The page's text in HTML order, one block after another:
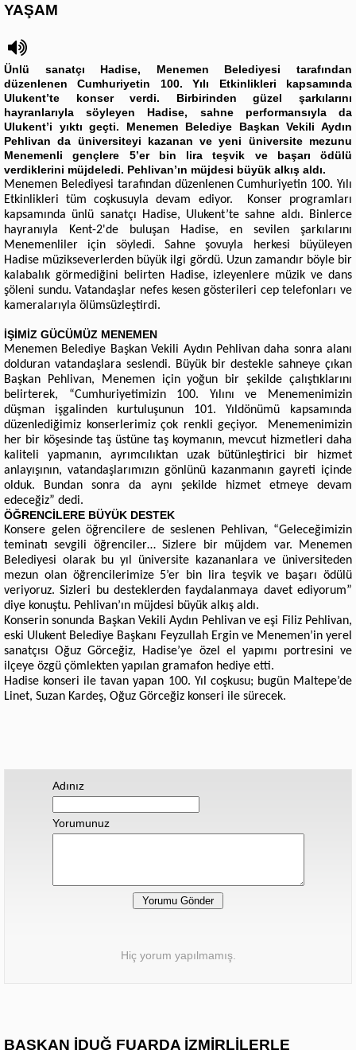
YAŞAM
Ünlü sanatçı Hadise, Menemen Belediyesi tarafından
düzenlenen Cumhuriyetin 100. Yılı Etkinlikleri kapsamında
Ulukent’te konser verdi. Birbirinden güzel şarkılarını
hayranlarıyla söyleyen Hadise, sahne performansıyla da
Ulukent’i yıktı geçti. Menemen Belediye Başkan Vekili Aydın
Pehlivan da üniversiteyi kazanan ve yeni üniversite mezunu
Menemenli gençlere 5’er bin lira teşvik ve başarı ödülü
verdiklerini müjdeledi. Pehlivan’ın müjdesi büyük alkış aldı.
Menemen Belediyesi tarafından düzenlenen Cumhuriyetin 100. Yılı
Etkinlikleri tüm coşkusuyla devam ediyor. Konser programları
kapsamında ünlü sanatçı Hadise, Ulukent’te sahne aldı. Binlerce
hayranıyla Kent-2'de buluşan Hadise, en sevilen şarkılarını
Menemenliler için söyledi. Sahne şovuyla herkesi büyüleyen
Hadise müzikseverlerden büyük ilgi gördü. Uzun zamandır böyle bir
kalabalık görmediğini belirten Hadise, izleyenlere müzik ve dans
şöleni sundu.Vatandaşlar nefes kesen gösterileri cep telefonları ve
kameralarıyla ölümsüzleştirdi.
İŞİMİZ GÜCÜMÜZ MENEMEN
Menemen Belediye Başkan Vekili Aydın Pehlivan daha sonra alanı
dolduran vatandaşlara seslendi. Büyük bir destekle sahneye çıkan
Başkan Pehlivan, Menemeniçin yoğun bir şekilde çalıştıklarını
belirterek, “Cumhuriyetimizin 100. Yılını ve Menemenimizin
düşman işgalinden kurtuluşunun 101. Yıldönümü kapsamında
düzenlediğimiz konserlerimiz çok renkli geçiyor. Menemenimizin
her bir köşesinde taş üstüne taş koymanın, mevcut hizmetleri daha
kaliteli yapmanın, ayrımcılıktan uzak bütünleştirici bir hizmet
anlayışının, vatandaşlarımızın gönlünü kazanmanın gayreti içinde
olduk. Bundan sonra da aynı şekilde hizmet etmeye devam
edeceğiz” dedi.
ÖĞRENCİLERE BÜYÜK DESTEK
Konsere gelen öğrencilere de seslenen Pehlivan, “Geleceğimizin
teminatı sevgili öğrenciler… Sizlere bir müjdem var. Menemen
Belediyesi olarak bu yıl üniversite kazananlara ve üniversiteden
mezun olan öğrencilerimize 5’er bin lira teşvik ve başarı ödülü
veriyoruz. Sizleri bu desteklerden faydalanmaya davet ediyorum”
diye konuştu. Pehlivan’ın müjdesi büyük alkış aldı.
Konserin sonunda Başkan Vekili Aydın Pehlivan ve eşi Filiz Pehlivan,
eski Ulukent Belediye Başkanı Feyzullah Ergin ve Menemen’in yerel
sanatçısı Oğuz Görceğiz, Hadise’ye özel el yapımı portresini ve
ilçeye özgü çömlekten yapılan gramafon hediye etti.
Hadise konseri ile tavan yapan 100. Yıl coşkusu; bugün Maltepe’de
Linet, Suzan Kardeş, Oğuz Görceğiz konseri ile sürecek.
Adınız
Yorumunuz
Hiç yorum yapılmamış.
BAŞKAN İDUĞ FUARDA İZMİRLİLERLE